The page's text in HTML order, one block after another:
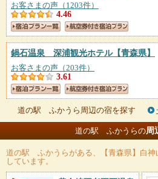
お客さまの声（1203件）
4.46
鍋石温泉 深浦観光ホテル【青森県】
お客さまの声（203件）
3.61
道の駅 ふかうら周辺の宿を探す
道の駅 ふかうらの周
道の駅 ふかうら がある、【青森県】白
しています。